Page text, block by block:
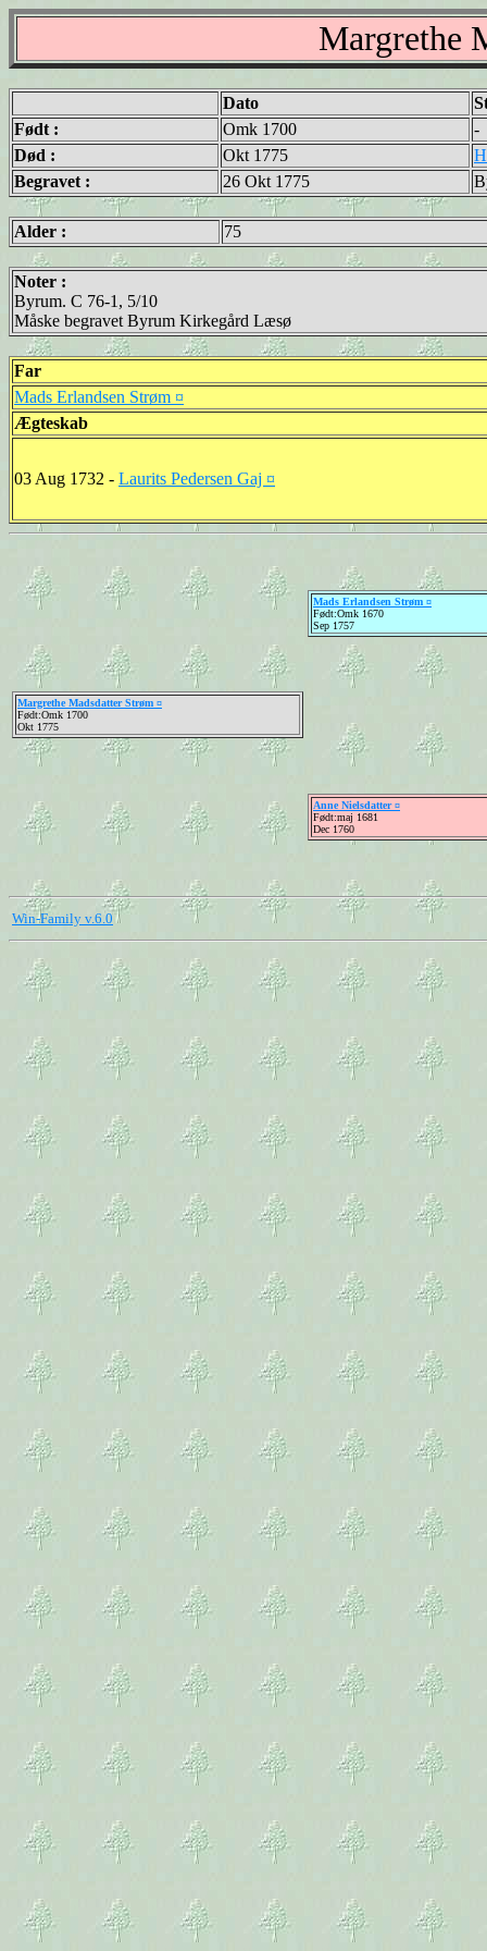
Margrethe
Dato
Født :
Omk 1700
-
Død :
Okt 1775
Begravet :
26 Okt 1775
Alder : 75
Noter :
Byrum. C 76-1, 5/10
Måske begravet Byrum Kirkegård Læsø
Far
Mads Erlandsen Strøm ¤
Ægteskab
03 Aug 1732 - Laurits Pedersen Gaj ¤
Margrethe Madsdatter Strøm ¤
Født:Omk 1700
Okt 1775
Mads Erlandsen Strøm ¤
Født:Omk 1670
Sep 1757
Anne Nielsdatter ¤
Født:maj 1681
Dec 1760
Win-Family v.6.0